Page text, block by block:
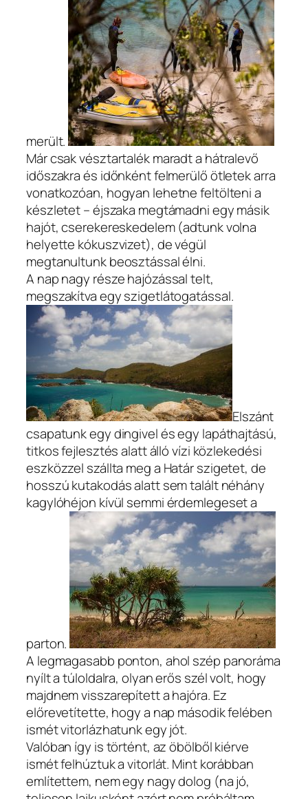
merült.
Már csak vésztartalék maradt a hátralevő
időszakra és időnként felmerülő ötletek arra
vonatkozóan, hogyan lehetne feltölteni a
készletet – éjszaka megtámadni egy másik
hajót, cserekereskedelem (adtunk volna
helyette kókuszvizet), de végül
megtanultunk beosztással élni.
A nap nagy része hajózással telt,
megszakítva egy szigetlátogatással.
Elszánt
csapatunk egy dingivel és egy lapáthajtású,
titkos fejlesztés alatt álló vízi közlekedési
eszközzel szállta meg a Határ szigetet, de
hosszú kutakodás alatt sem talált néhány
kagylóhéjon kívül semmi érdemlegeset a
parton.
A legmagasabb ponton, ahol szép panoráma
nyílt a túloldalra, olyan erős szél volt, hogy
majdnem visszarepített a hajóra. Ez
előrevetítette, hogy a nap második felében
ismét vitorlázhatunk egy jót.
Valóban így is történt, az öbölből kiérve
ismét felhúztuk a vitorlát. Mint korábban
említettem, nem egy nagy dolog (na jó,